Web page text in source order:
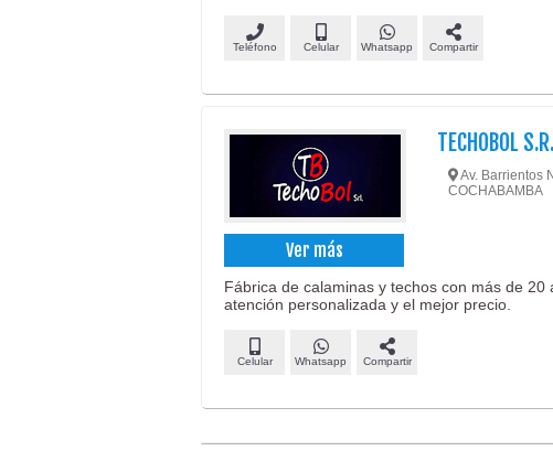
Teléfono Celular Whatsapp Compartir
Ver más
TECHOBOL
Av. Barrientos
COCHABAMBA
Fábrica de calaminas y techos con más de
atención personalizada y el mejor precio.
Celular Whatsapp Compartir